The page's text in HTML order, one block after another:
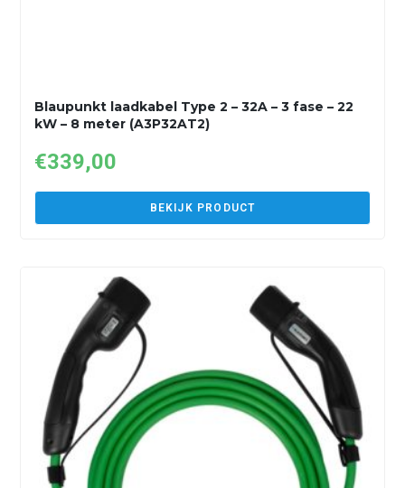
Blaupunkt laadkabel Type 2 – 32A – 3 fase – 22
kW – 8 meter (A3P32AT2)
€339,00
BEKIJK PRODUCT